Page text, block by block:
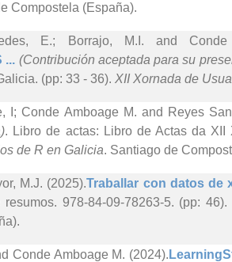
Compostela (España).
E.; Borrajo, M.I. and
... (Contribución aceptada para su
(pp: 33 - 36). XII Xornada de
I; Conde Amboage M. and Reyes
. Libro de actas: Libro de Actas da
de R en Galicia. Santiago de
M.J. (2025).Traballar con datos de
978-84-09-78263-5. (pp: 46).
Conde Amboage M. (2024).